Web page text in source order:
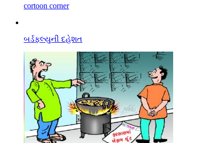
cortoon corner
બર્ડફલ્યુની દહેશત